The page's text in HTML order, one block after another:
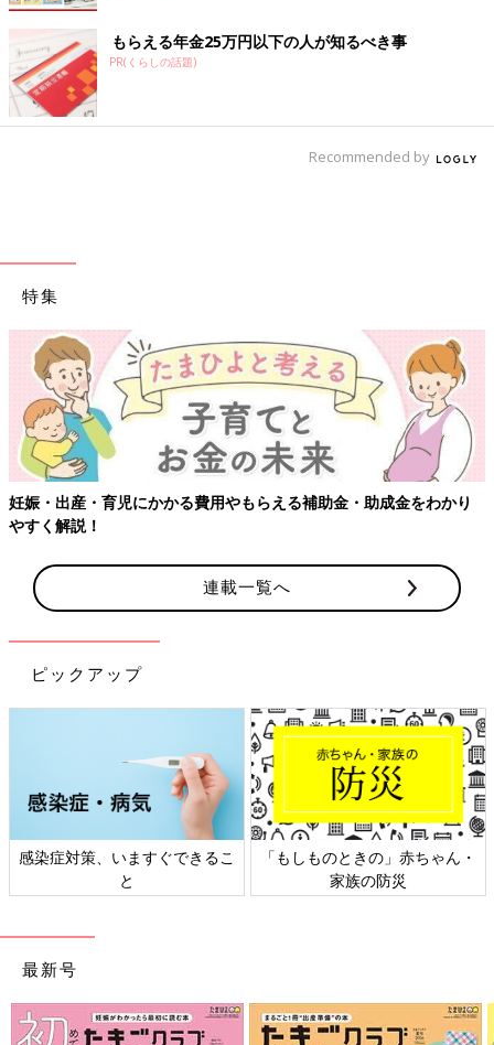
もらえる年金25万円以下の人が知るべき事
PR(くらしの話題)
Recommended by
特集
妊娠・出産・育児にかかる費用やもらえる補助金・助成金をわかり
やすく解説！
連載一覧へ
ピックアップ
感染症対策、いますぐできるこ
と
「もしものときの」赤ちゃん・
家族の防災
最新号